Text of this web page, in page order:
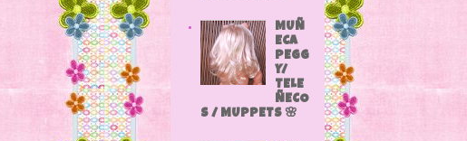
MUÑ
ECA
PEGG
Y/
TELE
ÑECO
S / MUPPETS 🌸